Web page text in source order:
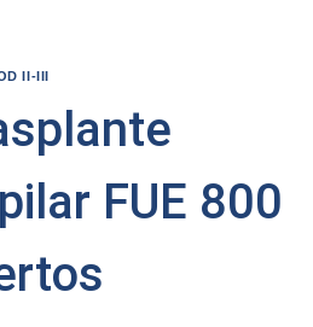
II-III
FUE 800